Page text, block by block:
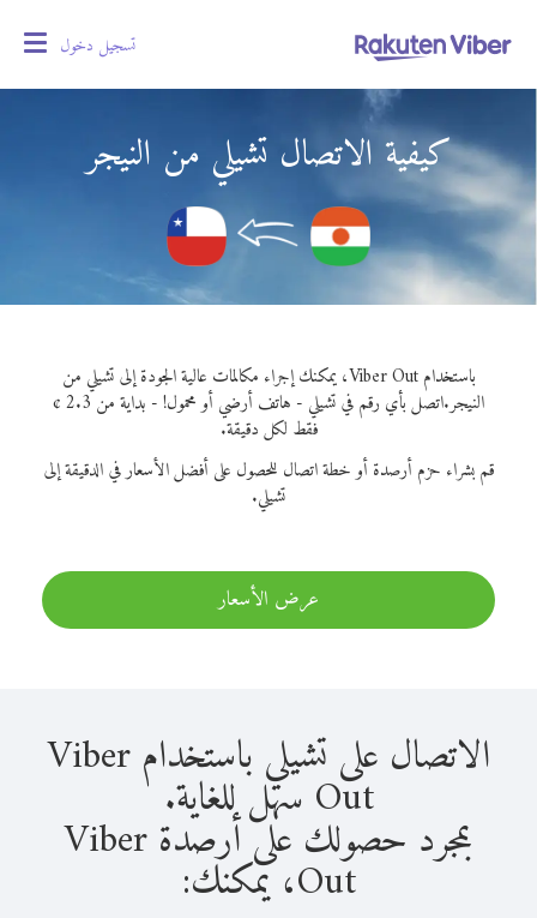
تسجيل دخول
كيفية الاتصال تشيلي من النيجر
باستخدام Viber Out، يمكنك إجراء مكالمات عالية الجودة إلى تشيلي من
النيجر.
اتصل بأي رقم في تشيلي - هاتف أرضي أو محمول! - بداية من 2.3 ¢
فقط لكل دقيقة.
قم بشراء حزم أرصدة أو خطة اتصال للحصول على أفضل الأسعار في الدقيقة إلى
تشيلي.
عرض الأسعار
الاتصال على تشيلي باستخدام Viber
Out سهل للغاية.
بمجرد حصولك على أرصدة Viber
Out، يمكنك: